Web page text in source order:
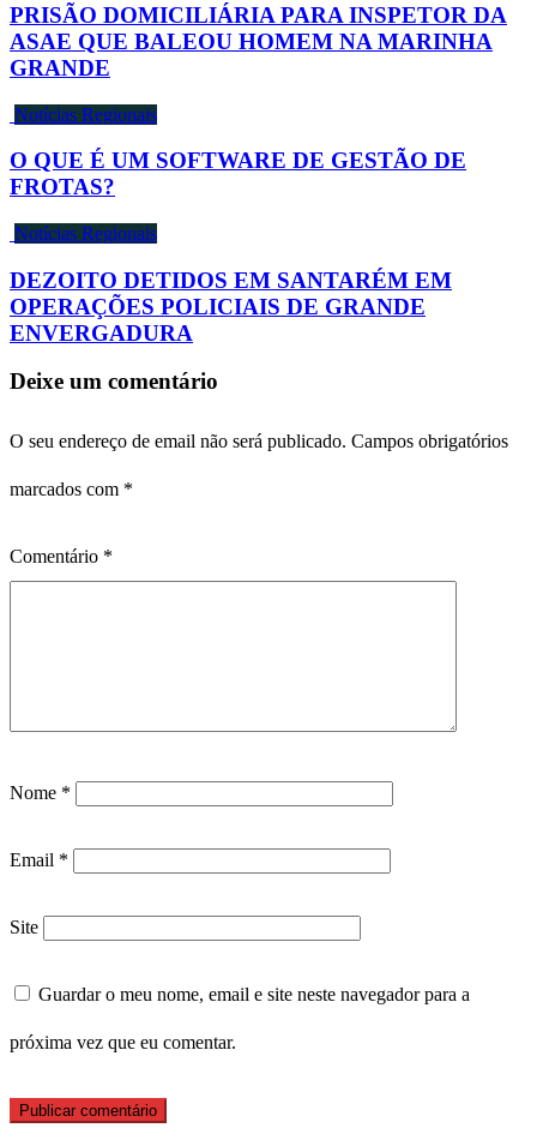
PRISÃO DOMICILIÁRIA PARA INSPETOR DA
ASAE QUE BALEOU HOMEM NA MARINHA
GRANDE
Notícias Regionais
O QUE É UM SOFTWARE DE GESTÃO DE
FROTAS?
Notícias Regionais
DEZOITO DETIDOS EM SANTARÉM EM
OPERAÇÕES POLICIAIS DE GRANDE
ENVERGADURA
Deixe um comentário
O seu endereço de email não será publicado. Campos obrigatórios
marcados com *
Comentário *
Nome *
Email *
Site
Guardar o meu nome, email e site neste navegador para a
próxima vez que eu comentar.